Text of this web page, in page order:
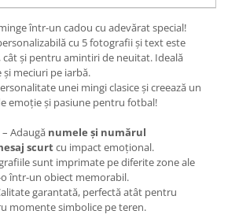
într-un cadou cu adevărat special!
cu 5 fotografii și text este
și pentru amintiri de neuitat. Ideală
meciuri pe iarbă.
unei mingi clasice și creează un
emoție și pasiune pentru fotbal!
– Adaugă numele și numărul
scurtcu impact emoțional.
sunt imprimate pe diferite zone ale
într-un obiect memorabil.
garantată, perfectă atât pentru
momente simbolice pe teren.